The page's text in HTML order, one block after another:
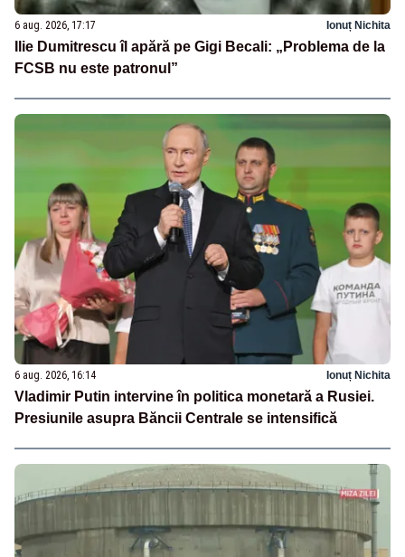
6 aug. 2026, 17:17 Ionuț Nichita
Ilie Dumitrescu îl apără pe Gigi Becali: „Problema de la
FCSB nu este patronul”
6 aug. 2026, 16:14 Ionuț Nichita
Vladimir Putin intervine în politica monetară a Rusiei.
Presiunile asupra Băncii Centrale se intensifică